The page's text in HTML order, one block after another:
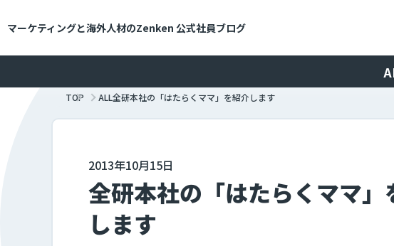
マーケティングと海外人材のZenken 公式社員ブログ
TOP ALL全研本社の「はたらくママ」を紹介します
全研本社の「はたらくママ」
します
2013年10月15日